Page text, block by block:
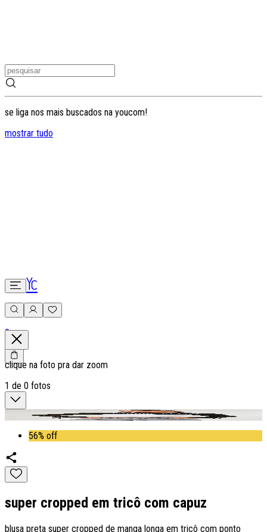
se liga nos mais buscados na youcom!
mostrar tudo
0
clique na foto pra dar zoom
1 de 0 fotos
56% off
super cropped em tricô com capuz
blusa preta super cropped de manga longa em tricô com ponto